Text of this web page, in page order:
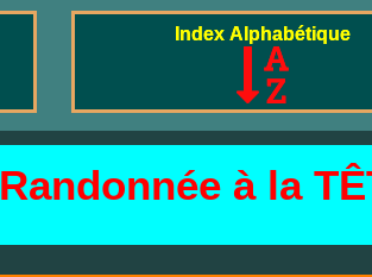
Randonnée à la
Index Alphabétique